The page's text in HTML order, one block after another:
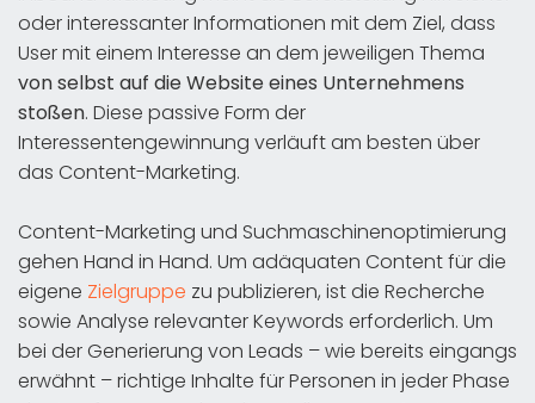
oder interessanter Informationen mit dem Ziel, dass
User mit einem Interesse an dem jeweiligen Thema
von selbst auf die Website eines Unternehmens
stoßen. Diese passive Form der
Interessentengewinnung verläuft am besten über
das Content-Marketing.
Content-Marketing und Suchmaschinenoptimierung
gehen Hand in Hand. Um adäquaten Content für die
eigene Zielgruppe zu publizieren, ist die Recherche
sowie Analyse relevanter Keywords erforderlich. Um
bei der Generierung von Leads – wie bereits eingangs
erwähnt – richtige Inhalte für Personen in jeder Phase